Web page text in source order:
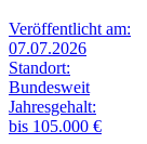
Veröffentlicht am:
07.07.2026
Standort:
Bundesweit
Jahresgehalt:
bis 105.000 €